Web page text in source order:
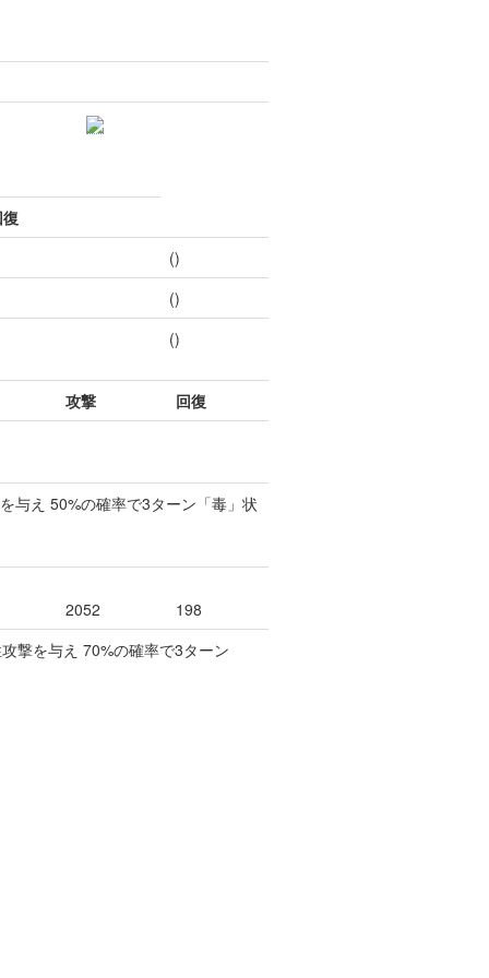
()
()
()
攻撃
回復
与え 50%の確率で3ターン「毒」状
2052
198
撃を与え 70%の確率で3ターン